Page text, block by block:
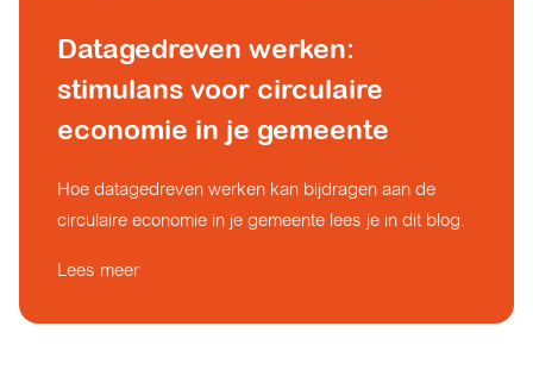
Datagedreven werken:
stimulans voor circulaire
economie in je gemeente
Hoe datagedreven werken kan bijdragen aan de
circulaire economie in je gemeente lees je in dit blog.
Lees meer